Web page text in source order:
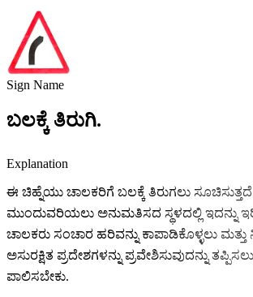
Sign Name
ಬಲಕ್ಕೆ ತಿರುಗಿ.
Explanation
ಈ ಚಿಹ್ನೆಯು ಚಾಲಕರಿಗೆ ಬಲಕ್ಕೆ ತಿರುಗಲು
ಮುಂದುವರಿಯಲು ಅನುಮತಿಸದ ಸ್ಥಳದಲ್ಲಿ ಇದನ್ನು
ಚಾಲಕರು ಸಂಚಾರ ಹರಿವನ್ನು ಕಾಪಾಡಿಕೊಳ್ಳಲು
ಅಸುರಕ್ಷಿತ ಪ್ರದೇಶಗಳನ್ನು ಪ್ರವೇಶಿಸುವುದನ್ನು
ಪಾಲಿಸಬೇಕು.